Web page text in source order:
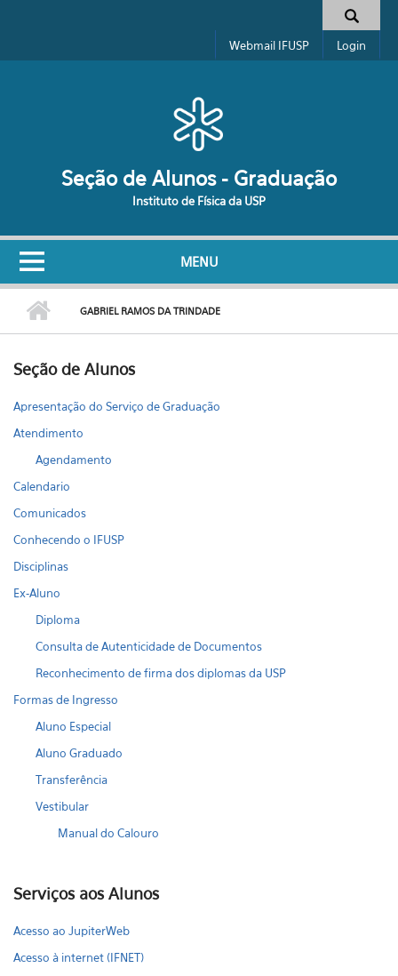
Formulário de busca
Webmail IFUSP Login
Seção de Alunos - Graduação
Instituto de Física da USP
MENU
GABRIEL RAMOS DA TRINDADE
Seção de Alunos
Apresentação do Serviço de Graduação
Atendimento
Agendamento
Calendario
Comunicados
Conhecendo o IFUSP
Disciplinas
Ex-Aluno
Diploma
Consulta de Autenticidade de Documentos
Reconhecimento de firma dos diplomas da USP
Formas de Ingresso
Aluno Especial
Aluno Graduado
Transferência
Vestibular
Manual do Calouro
Serviços aos Alunos
Acesso ao JupiterWeb
Acesso à internet (IFNET)